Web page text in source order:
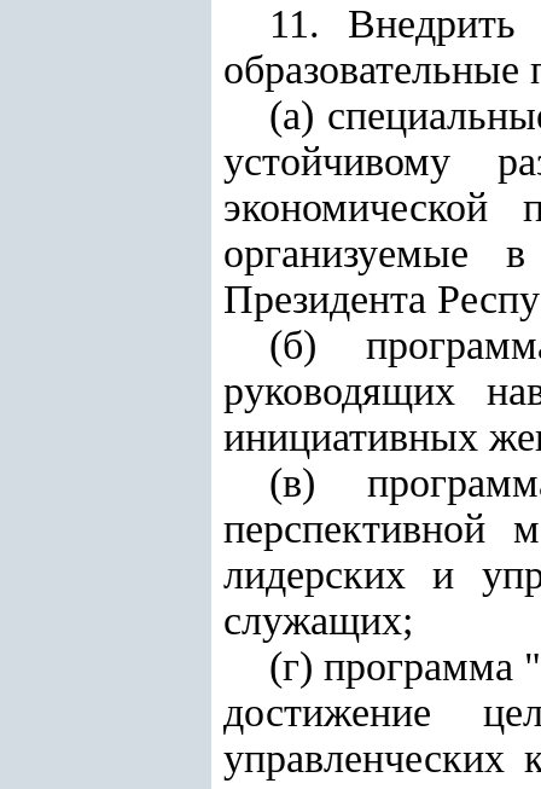
11.
(а)
устойчивому
экономической
организуемые
Президента
(б)
руководящих
инициативных
(в)
перспективной
лидерских и
служащих;
(г) программа
достижение
управленческих